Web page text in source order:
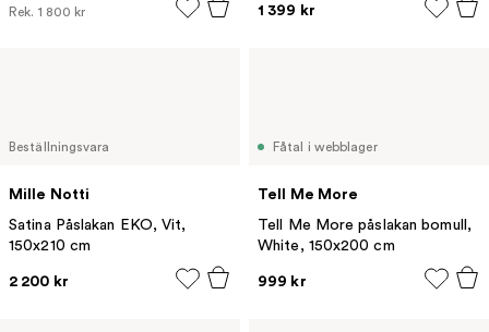
Rek. 1 800 kr 1 399 kr
Beställningsvara
Mille Notti
Satina Påslakan EKO, Vit,
150x210 cm
2 200 kr
Fåtal i webblager
Tell Me More
Tell Me More påslakan bomull,
White, 150x200 cm
999 kr